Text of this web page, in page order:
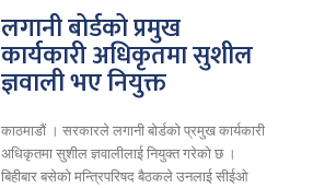
लगानी बोर्डको प्रमुख
कार्यकारी अधिकृतमा सुशील
ज्ञवाली भए नियुक्त
काठमाडौं । सरकारले लगानी बोर्डको प्रमुख कार्यकारी
अधिकृतमा सुशील ज्ञवालीलाई नियुक्त गरेको छ ।
बिहीबार बसेको मन्त्रिपरिषद बैठकले उनलाई सीईओ